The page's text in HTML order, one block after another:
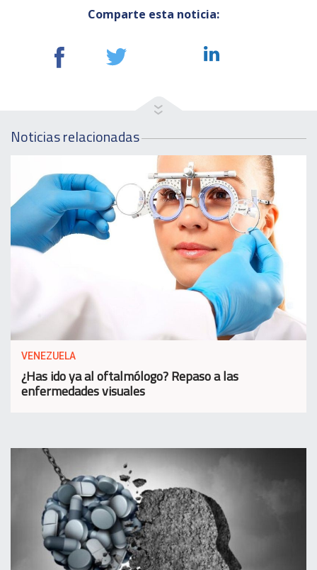
Comparte esta noticia:
Noticias relacionadas
VENEZUELA
¿Has ido ya al oftalmólogo? Repaso a las
enfermedades visuales